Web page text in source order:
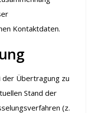
Kontaktdaten.
der Übertragung zu
Stand der
(z.